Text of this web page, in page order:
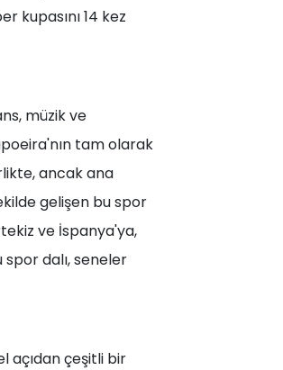
kupasını 14 kez
müzik ve
tam olarak
ancak ana
gelişen bu spor
ve İspanya'ya,
spor dalı, seneler
açıdan çeşitli bir